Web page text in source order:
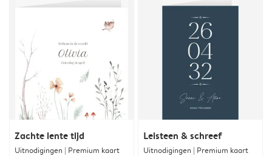
Zachte lente tijd
Uitnodigingen | Premium kaart
Leisteen & schreef
Uitnodigingen | Premium kaart